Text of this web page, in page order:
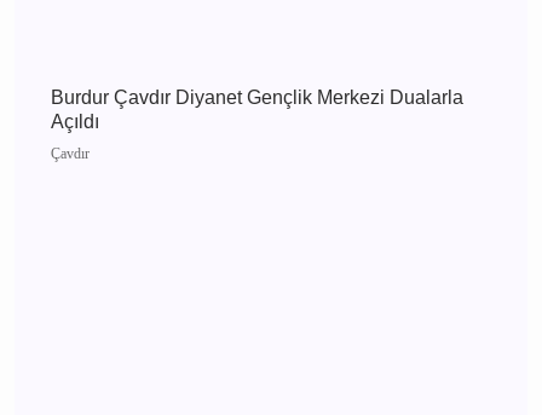
Burdur 4 Ağustos 2026 Salı elektrik kesintisi
etkilenecek yerler
Burdur